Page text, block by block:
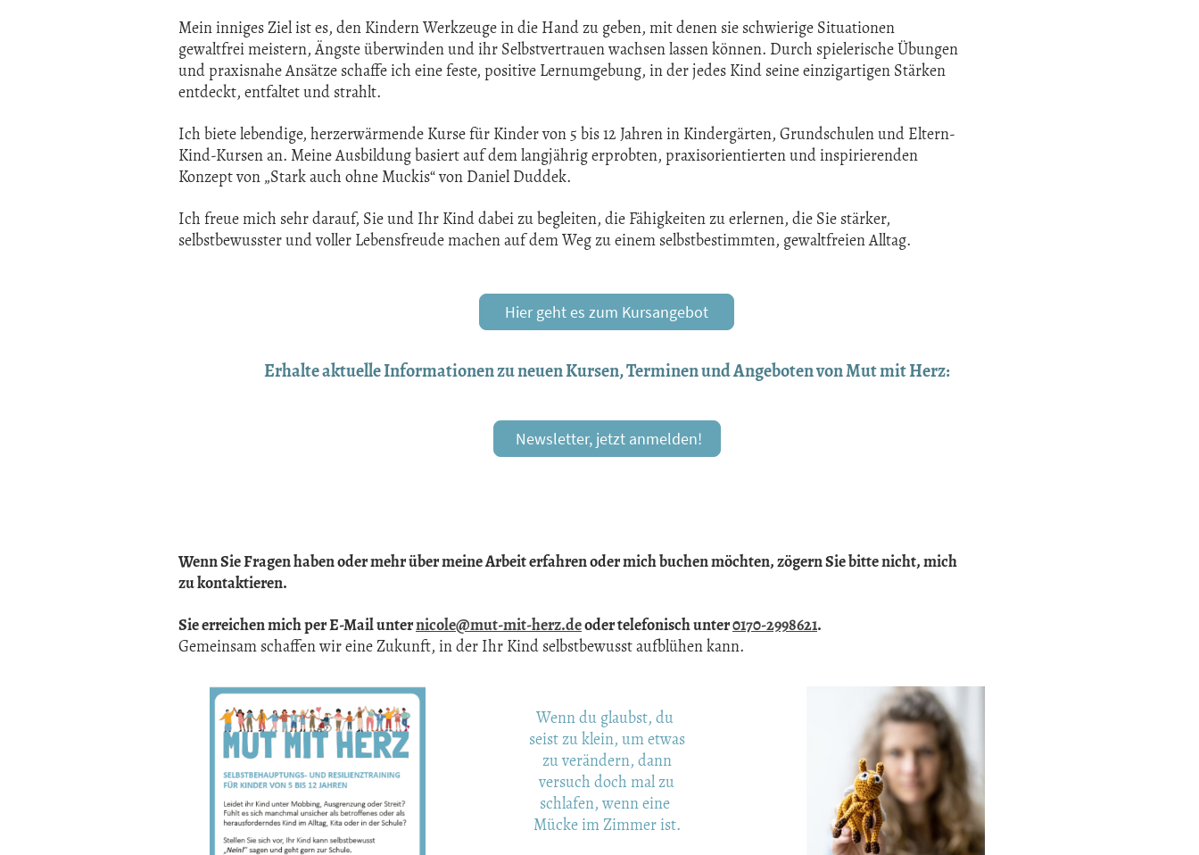
Mein inniges Ziel ist es, den Kindern Werkzeuge in die Hand zu geben, mit denen sie schwierige Situationen
gewaltfrei meistern, Ängste überwinden und ihr Selbstvertrauen wachsen lassen können. Durch spielerische Übungen
und praxisnahe Ansätze schaffe ich eine feste, positive Lernumgebung, in der jedes Kind seine einzigartigen Stärken
entdeckt, entfaltet und strahlt.
Ich biete lebendige, herzerwärmende Kurse für Kinder von 5 bis 12 Jahren in Kindergärten, Grundschulen und Eltern-
Kind-Kursen an. Meine Ausbildung basiert auf dem langjährig erprobten, praxisorientierten und inspirierenden
Konzept von „Stark auch ohne Muckis“ von Daniel Duddek.
Ich freue mich sehr darauf, Sie und Ihr Kind dabei zu begleiten, die Fähigkeiten zu erlernen, die Sie stärker,
selbstbewusster und voller Lebensfreude machen auf dem Weg zu einem selbstbestimmten, gewaltfreien Alltag.
Hier geht es zum Kursangebot
Erhalte aktuelle Informationen zu neuen Kursen, Terminen und Angeboten von Mut mit Herz:
Newsletter, jetzt anmelden!
Wenn Sie Fragen haben oder mehr über meine Arbeit erfahren oder mich buchen möchten, zögern Sie bitte nicht, mich
zu kontaktieren.
Sie erreichen mich per E-Mail unternicole@mut-mit-herz.deoder telefonisch unter0170-2998621.
Gemeinsam schaffen wir eine Zukunft, in der Ihr Kind selbstbewusst aufblühen kann.
Wenn du glaubst, du
seist zu klein, um etwas
zu verändern, dann
versuch doch mal zu
schlafen, wenn eine
Mücke im Zimmer ist.